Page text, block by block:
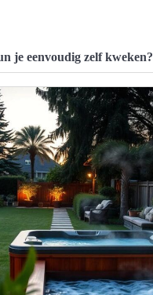
je eenvoudig zelf kweken?